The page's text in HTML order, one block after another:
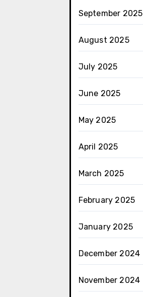
September 2025
August 2025
July 2025
June 2025
May 2025
April 2025
March 2025
February 2025
January 2025
December 2024
November 2024